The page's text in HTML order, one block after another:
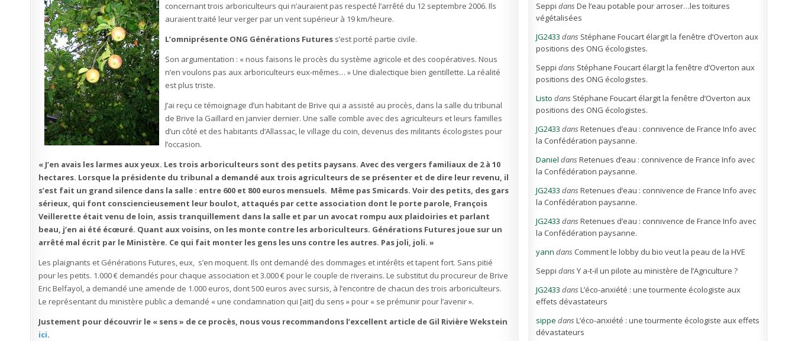
petits
paysans
concernant trois arboriculteurs qui n’auraient pas respecté l’arrêté du 12 septembre 2006. Ils
auraient traité leur verger par un vent supérieur à 19 km/heure.
L’omniprésente ONG Générations Futures s’est porté partie civile.
Son argumentation : « nous faisons le procès du système agricole et des coopératives. Nous
n’en voulons pas aux arboriculteurs eux-mêmes… » Une dialectique bien gentillette. La réalité
est plus triste.
J’ai reçu ce témoignage d’un habitant de Brive qui a assisté au procès, dans la salle du tribunal
de Brive la Gaillard en janvier dernier. Une salle comble avec des agriculteurs et leurs familles
d’un côté et des habitants d’Allassac, le village du coin, devenus des militants écologistes pour
l’occasion.
« J’en avais les larmes aux yeux. Les trois arboriculteurs sont des petits paysans. Avec des vergers familiaux de 2 à 10
hectares. Lorsque la présidente du tribunal a demandé aux trois agriculteurs de se présenter et de dire leur revenu, il
s’est fait un grand silence dans la salle : entre 600 et 800 euros mensuels. Même pas Smicards. Voir des petits, des gars
sérieux, qui font consciencieusement leur boulot, attaqués par cette association dont le porte parole, François
Veillerette était venu de loin, assis tranquillement dans la salle et par un avocat rompu aux plaidoiries et parlant
beau, j’en ai été écœuré. Quant aux voisins, on les monte contre les arboriculteurs. Générations Futures joue sur un
arrêté mal écrit par le Ministère. Ce qui fait monter les gens les uns contre les autres. Pas joli, joli. »
Les plaignants et Générations Futures, eux, s’en moquent. Ils ont demandé des dommages et intérêts et tapent fort. Sans pitié
pour les petits. 1.000 € demandés pour chaque association et 3.000 € pour le couple de riverains. Le substitut du procureur de Brive
Eric Belfayol, a demandé une amende de 1.000 euros, dont 500 euros avec sursis, à l’encontre de chacun des trois arboriculteurs.
Le représentant du ministère public a demandé « une condamnation qui [ait] du sens » pour « se prémunir pour l’avenir ».
Justement pour découvrir le « sens » de ce procès, nous vous recommandons l’excellent article de Gil Rivière Wekstein
ici.
Seppi dansDe l’eau potable pour arroser…les toitures
végétalisées
JG2433 dans Stéphane Foucart élargit la fenêtre d’Overton aux
positions des ONG écologistes.
Seppi dans Stéphane Foucart élargit la fenêtre d’Overton aux
positions des ONG écologistes.
Listo dans Stéphane Foucart élargit la fenêtre d’Overton aux
positions des ONG écologistes.
JG2433 dansRetenues d’eau : connivence de France Info avec
la Confédération paysanne.
Daniel dansRetenues d’eau : connivence de France Info avec
la Confédération paysanne.
JG2433 dansRetenues d’eau : connivence de France Info avec
la Confédération paysanne.
JG2433 dansRetenues d’eau : connivence de France Info avec
la Confédération paysanne.
yann dans Comment le lobby du bio veut la peau de la HVE
Seppi dansY a-t-il un pilote au ministère de l’Agriculture ?
JG2433 dansL’éco-anxiété : une tourmente écologiste aux
effets dévastateurs
sippe dansL’éco-anxiété : une tourmente écologiste aux effets
dévastateurs